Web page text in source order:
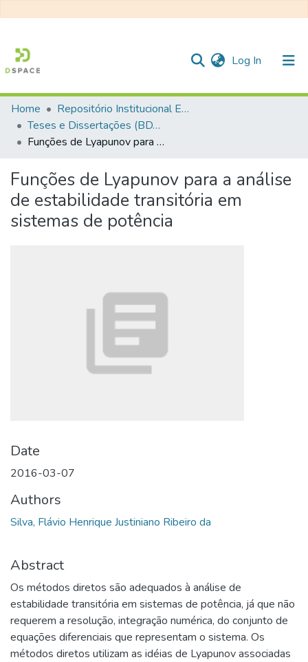
Log In (current)
Communities & Collections
All of DSpace
Statistics
Home
Repositório Institucional EESC
Teses e Dissertações (BDTD USP)
Funções de Lyapunov para a análise de estabilidade transitória em sistemas de potência
Funções de Lyapunov para a análise
de estabilidade transitória em
sistemas de potência
Date
2016-03-07
Authors
Silva, Flávio Henrique Justiniano Ribeiro da
Abstract
Os métodos diretos são adequados à análise de
estabilidade transitória em sistemas de potência, já que não
requerem a resolução, integração numérica, do conjunto de
equações diferenciais que representam o sistema. Os
métodos diretos utilizam as idéias de Lyapunov associadas